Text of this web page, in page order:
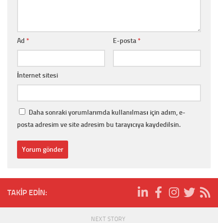
Ad * E-posta*
İnternet sitesi
Daha sonraki yorumlarımda kullanılması için adım, e-
posta adresim ve site adresim bu tarayıcıya kaydedilsin.
TAKIP EDIN:
NEXT STORY